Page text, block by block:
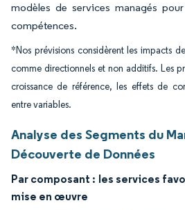
modèles de services managés
compétences.
*Nos prévisions considèrent les impacts
comme directionnels et non additifs. Les
croissance de référence, les effets de
entre variables.
Analyse des Segments du
Découverte de Données
Par composant : les services
mise en œuvre